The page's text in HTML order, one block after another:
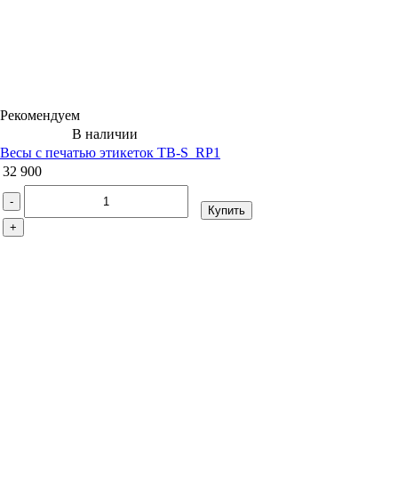
Рекомендуем
В наличии
Весы с печатью этикеток ТВ-S_RP1
32 900
-
+
Купить